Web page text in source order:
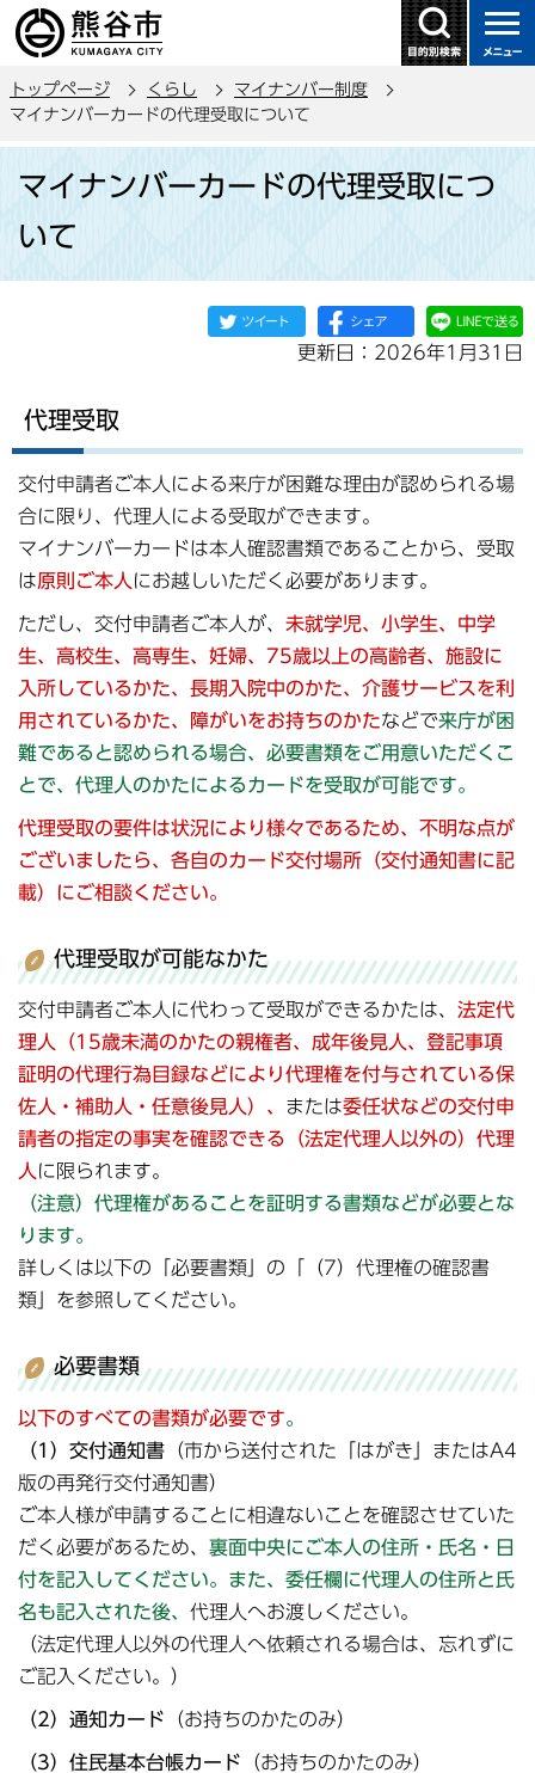
の
ー
す
トップページ くらし
マイナンバー制度
マイナンバーカードの代理受取について
か
マイナンバーカードの代理受取につ
いて
更新日：2026年1月31日
代理受取
交付申請者ご本人による来庁が困難な理由が認められる場
合に限り、代理人による受取ができます。
マイナンバーカードは本人確認書類であることから、受取
は原則ご本人 にお越しいただく必要があります。
ただし、交付申請者ご本人が、 未就学児、小学生、中学
生、高校生、高専生、妊婦、75歳以上の高齢者、施設に
入所しているかた、長期入院中のかた、介護サービスを利
用されているかた、障がいをお持ちのかたなどで来庁が困
難であると認められる場合、必要書類をご用意いただくこ
とで、代理人のかたによるカードを受取が可能です。
代理受取の要件は状況により様々であるため、不明な点が
ございましたら、 各自のカード交付場所（交付通知書に記
載）にご相談ください。
代理受取が可能なかた
交付申請者ご本人に代わって受取ができるかたは、 法定代
理人（15歳未満のかたの親権者、成年後見人、登記事項
証明の代理行為目録などにより代理権を付与されている保
佐人・補助人・任意後見人）、 または委任状などの交付申
請者の指定の事実を確認できる（法定代理人以外の）代理
人 に限られます。
（注意）代理権があることを証明する書類などが必要とな
ります。
詳しくは以下の「必要書類」の「（7）代理権の確認書
類」を参照してください。
必要書類
以下のすべての書類が必要です。
（1）交付通知書 （市から送付された「はがき」またはA4
版の再発行交付通知書）
ご本人様が申請することに相違ないことを確認させていた
だく必要があるため、 裏面中央にご本人の住所・氏名・日
付を記入してください。また、委任欄に代理人の住所と氏
名も記入された後、 代理人へお渡しください。
（法定代理人以外の代理人へ依頼される場合は、忘れずに
ご記入ください。）
（2）通知カード （お持ちのかたのみ）
（3）住民基本台帳カード （お持ちのかたのみ）